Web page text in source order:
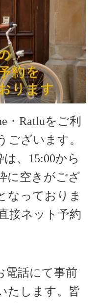
・Ratluをご利
ございます。
、15:00から
に空きがござ
なっておりま
接ネット予約
電話にて事前
たします。 皆